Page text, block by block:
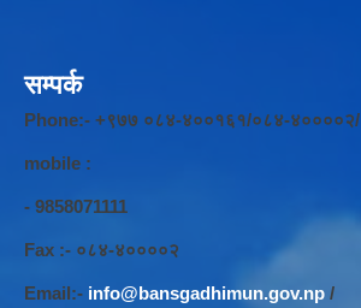
सम्पर्क
Phone:- +९७७ ०८४-४००१६१/०८४-४००००२/
mobile :
- 9858071111
Fax :- ०८४-४००००२
Email:- info@bansgadhimun.gov.np /